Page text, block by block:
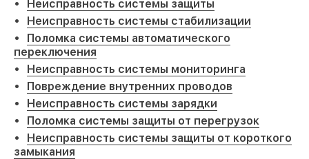
Неисправность системы защиты
Неисправность системы стабилизации
Поломка системы автоматического
переключения
Неисправность системы мониторинга
Повреждение внутренних проводов
Неисправность системы зарядки
Поломка системы защиты от перегрузок
Неисправность системы защиты от короткого
замыкания